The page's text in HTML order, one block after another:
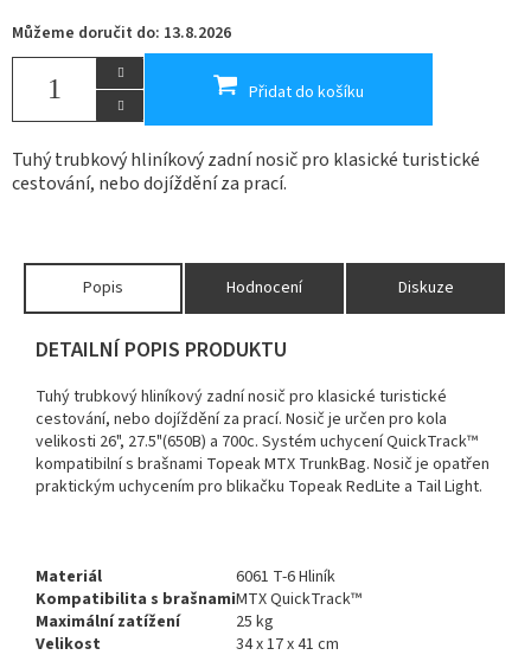
Můžeme doručit do: 13.8.2026
Přidat do košíku
Tuhý trubkový hliníkový zadní nosič pro klasické turistické
cestování, nebo dojíždění za prací.
Popis Hodnocení Diskuze
DETAILNÍ POPIS PRODUKTU
Tuhý trubkový hliníkový zadní nosič pro klasické turistické
cestování, nebo dojíždění za prací. Nosič je určen pro kola
velikosti 26", 27.5"(650B) a 700c. Systém uchycení QuickTrack™
kompatibilní s brašnami Topeak MTX TrunkBag. Nosič je opatřen
praktickým uchycením pro blikačku Topeak RedLite a Tail Light.
Materiál
6061 T-6 Hliník
Kompatibilita s brašnamiMTX QuickTrack™
Maximální zatížení
25 kg
Velikost
34 x 17 x 41 cm